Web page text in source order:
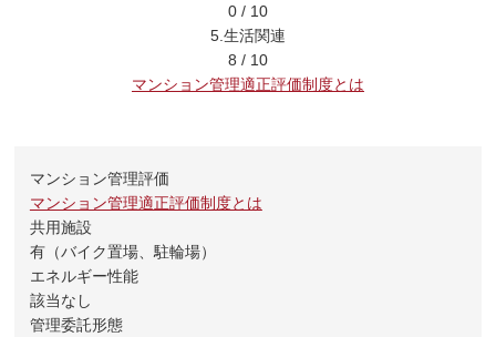
0 / 10
5.生活関連
8 / 10
マンション管理適正評価制度とは
マンション管理評価
マンション管理適正評価制度とは
共用施設
有（バイク置場、駐輪場）
エネルギー性能
該当なし
管理委託形態